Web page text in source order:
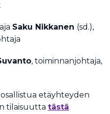
Saku Nikkanen (sd.),
, toiminnanjohtaja,
etäyhteyden
tilaisuutta tästä